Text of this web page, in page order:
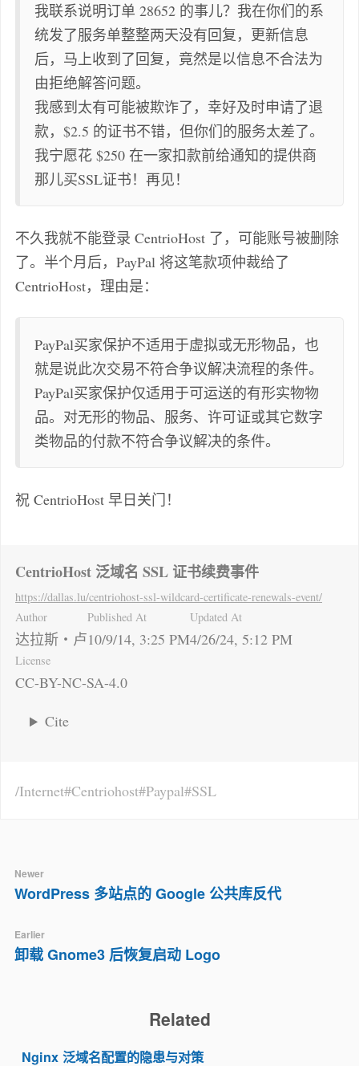
我联系说明订单 28652 的事儿？我在你们的系
统发了服务单整整两天没有回复，更新信息
后，马上收到了回复，竟然是以信息不合法为
由拒绝解答问题。
我感到太有可能被欺诈了，幸好及时申请了退
款，$2.5 的证书不错，但你们的服务太差了。
我宁愿花 $250 在一家扣款前给通知的提供商
那儿买SSL证书！再见！
不久我就不能登录 CentrioHost 了，可能账号被删除
了。半个月后，PayPal 将这笔款项仲裁给了
CentrioHost，理由是：
PayPal买家保护不适用于虚拟或无形物品，也
就是说此次交易不符合争议解决流程的条件。
PayPal买家保护仅适用于可运送的有形实物物
品。对无形的物品、服务、许可证或其它数字
类物品的付款不符合争议解决的条件。
祝 CentrioHost 早日关门！
CentrioHost 泛域名 SSL 证书续费事件
https://dallas.lu/centriohost-ssl-wildcard-certificate-renewals-event/
Author
达拉斯・卢
Published At
10/9/14, 3:25 PM
Updated At
4/26/24, 5:12 PM
License
CC-BY-NC-SA-4.0
Cite
Internet Centriohost Paypal SSL
Newer
WordPress 多站点的 Google 公共库反代
Earlier
卸载 Gnome3 后恢复启动 Logo
Related
Nginx 泛域名配置的隐患与对策